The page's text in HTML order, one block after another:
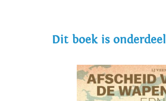
Dit boek is